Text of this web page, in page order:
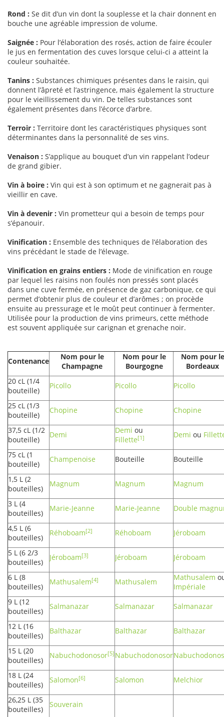
Rond : Se dit d’un vin dont la souplesse et la chair donnent en
bouche une agréable impression de volume.
Saignée : Pour l’élaboration des rosés, action de faire écouler
le jus en fermentation des cuves lorsque celui-ci a atteint la
couleur souhaitée.
Tanins : Substances chimiques présentes dans le raisin, qui
donnent l’âpreté et l’astringence, mais également la structure
pour le vieillissement du vin. De telles substances sont
également présentes dans l’écorce d’arbre.
Terroir : Territoire dont les caractéristiques physiques sont
déterminantes dans la personnalité de ses vins.
Venaison : S’applique au bouquet d’un vin rappelant l’odeur
de grand gibier.
Vin à boire : Vin qui est à son optimum et ne gagnerait pas à
vieillir en cave.
Vin à devenir : Vin prometteur qui a besoin de temps pour
s’épanouir.
Vinification : Ensemble des techniques de l’élaboration des
vins précédant le stade de l’élevage.
Vinification en grains entiers : Mode de vinification en rouge
par lequel les raisins non foulés non pressés sont placés
dans une cuve fermée, en présence de gaz carbonique, ce qui
permet d’obtenir plus de couleur et d’arômes ; on procède
ensuite au pressurage et le moût peut continuer à fermenter.
Utilisée pour la production de vins primeurs, cette méthode
est souvent appliquée sur carignan et grenache noir.
Contenance
Nom pour le
Champagne
Nom pour le
Bourgogne
Nom pour le
Bordeaux
20 cL (1/4
bouteille)
Picollo Picollo Picollo
25 cL (1/3
bouteille)
Chopine Chopine Chopine
37,5 cL (1/2
bouteille)
Demi Demi ou
Fillette[1] Demi ou
75 cL (1
bouteille)
Champenoise Bouteille Bouteille
1,5 L (2
bouteilles)
Magnum Magnum Magnum
3 L (4
bouteilles)
Marie-Jeanne Marie-Jeanne Double
4,5 L (6
bouteilles)
Réhoboam[2] Réhoboam Jéroboam
5 L (6 2/3
bouteilles)
Jéroboam[3] Jéroboam Jéroboam
6 L (8
bouteilles)
Mathusalem[4] Mathusalem Mathusalem
Impériale
9 L (12
bouteilles)
Salmanazar Salmanazar Salmanazar
12 L (16
bouteilles)
Balthazar Balthazar Balthazar
15 L (20
bouteilles)
Nabuchodonosor[5] Nabuchodonosor
18 L (24
bouteilles)
Salomon[6] Salomon Melchior
26,25 L (35
bouteilles)
Souverain